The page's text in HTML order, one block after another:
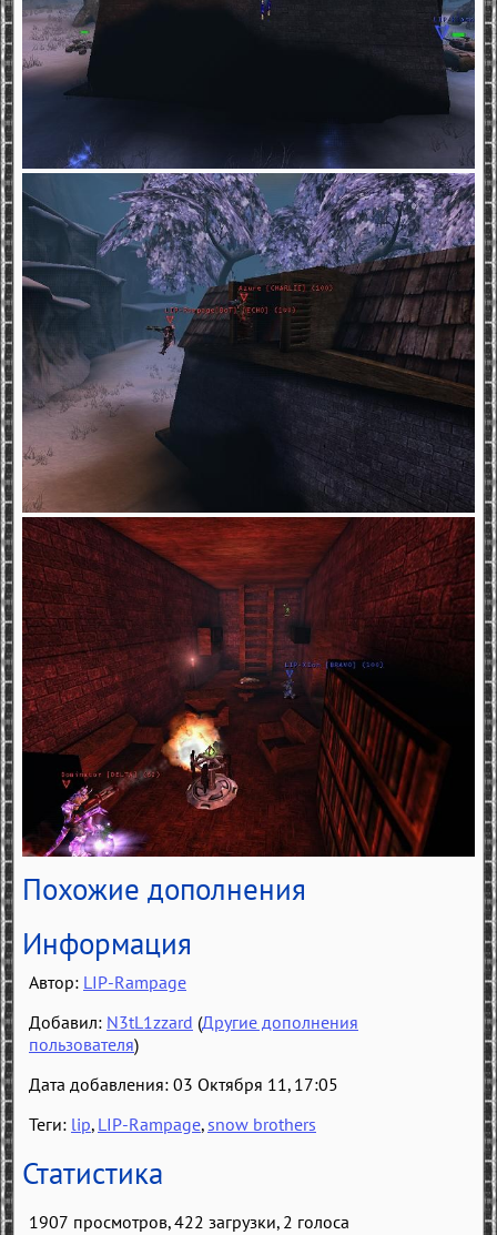
Похожие дополнения
Информация
Автор: LIP-Rampage
Добавил: N3tL1zzard (Другие дополнения
пользователя)
Дата добавления: 03 Октября 11, 17:05
Теги: lip, LIP-Rampage,snow brothers
Статистика
1907 просмотров, 422 загрузки, 2 голоса